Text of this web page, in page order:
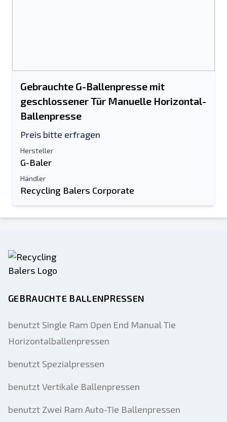
Gebrauchte G-Ballenpresse mit
geschlossener Tür Manuelle Horizontal-
Ballenpresse
Preis bitte erfragen
Hersteller
G-Baler
Händler
Recycling Balers Corporate
GEBRAUCHTE BALLENPRESSEN
benutzt Single Ram Open End Manual Tie
Horizontalballenpressen
benutzt Spezialpressen
benutzt Vertikale Ballenpressen
benutzt Zwei Ram Auto-Tie Ballenpressen